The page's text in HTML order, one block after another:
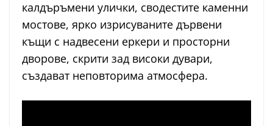
калдъръмени улички, сводестите каменни
мостове, ярко изрисуваните дървени
къщи с надвесени еркери и просторни
дворове, скрити зад високи дувари,
създават неповторима атмосфера.